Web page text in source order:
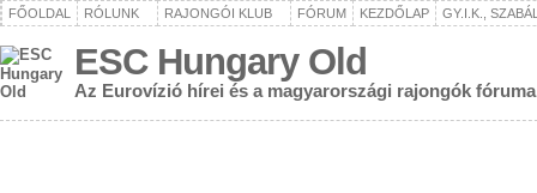
FŐOLDAL RÓLUNK RAJONGÓI KLUB FÓRUM KEZDŐLAP GY.I.K.,
ESC Hungary Old
Az Eurovízió hírei és a magyarországi rajongók fóruma